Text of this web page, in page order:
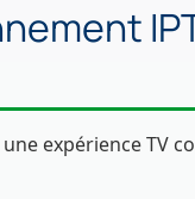
expérience TV